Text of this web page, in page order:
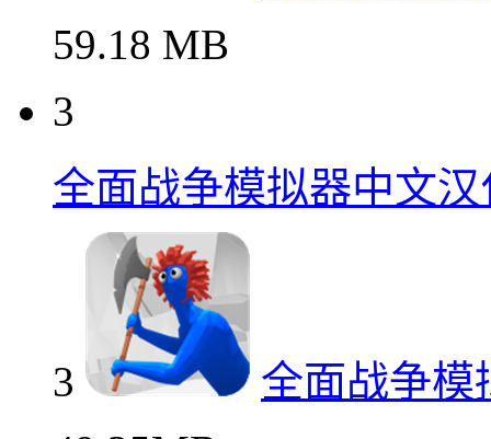
59.18 MB
3
全面战争模拟器中文
3
全面战争模